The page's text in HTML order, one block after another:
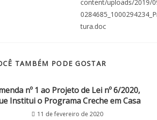
TAMBÉM PODE GOSTAR
nº 1 ao Projeto de Lei nº 6/2020,
Institui o Programa Creche em Casa
11 de fevereiro de 2020